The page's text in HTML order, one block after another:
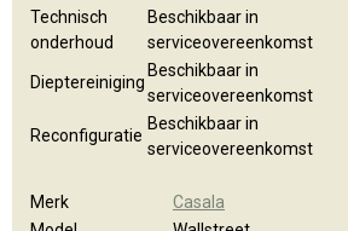
Technisch
onderhoud
Beschikbaar in
serviceovereenkomst
Dieptereiniging
Beschikbaar in
serviceovereenkomst
Reconfiguratie
Beschikbaar in
serviceovereenkomst
Merk
Casala